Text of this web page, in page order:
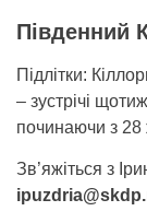
Південний
Підлітки:
– зустрічі
починаючи з 28
Зв’яжіться з